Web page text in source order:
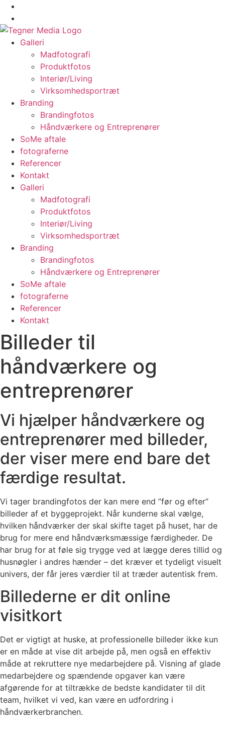
Galleri
Madfotografi
Produktfotos
Interiør/Living
Virksomhedsportræt
Branding
Brandingfotos
Håndværkere og Entreprenører
SoMe aftale
fotograferne
Referencer
Kontakt
Galleri
Madfotografi
Produktfotos
Interiør/Living
Virksomhedsportræt
Branding
Brandingfotos
Håndværkere og Entreprenører
SoMe aftale
fotograferne
Referencer
Kontakt
Billeder til
håndværkere og
entreprenører
Vi hjælper håndværkere og
entreprenører med billeder,
der viser mere end bare det
færdige resultat.
Vi tager brandingfotos der kan mere end ”før og efter”
billeder af et byggeprojekt. Når kunderne skal vælge,
hvilken håndværker der skal skifte taget på huset, har de
brug for mere end håndværksmæssige færdigheder. De
har brug for at føle sig trygge ved at lægge deres tillid og
husnøgler i andres hænder – det kræver et tydeligt visuelt
univers, der får jeres værdier til at træder autentisk frem.
Billederne er dit online
visitkort
Det er vigtigt at huske, at professionelle billeder ikke kun
er en måde at vise dit arbejde på, men også en effektiv
måde at rekruttere nye medarbejdere på. Visning af glade
medarbejdere og spændende opgaver kan være
afgørende for at tiltrække de bedste kandidater til dit
team, hvilket vi ved, kan være en udfordring i
håndværkerbranchen.